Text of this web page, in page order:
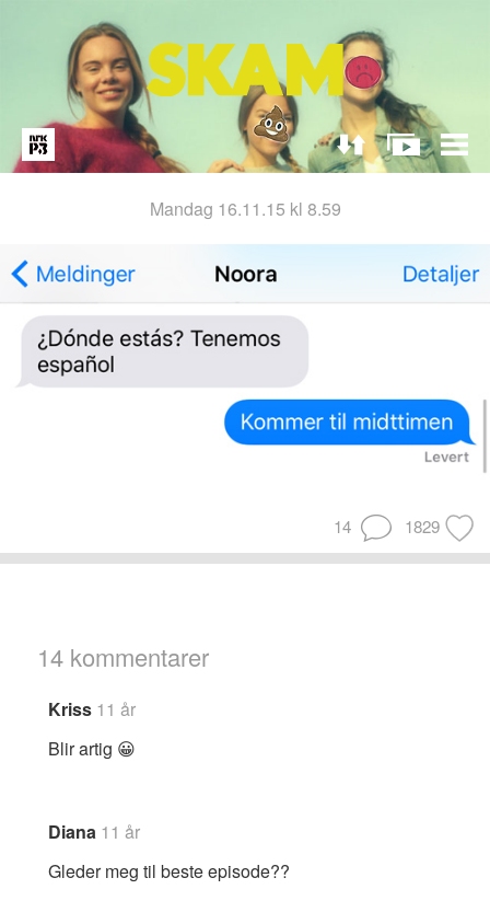
mandag 16.11.15 kl 8.59
14 1829
14 kommentarer
Kriss 11 år
Blir artig 😀
Diana 11 år
Gleder meg til beste episode??